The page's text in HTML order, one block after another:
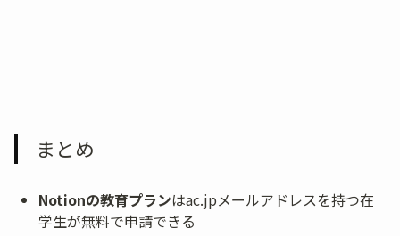
まとめ
Notionの教育プランはac.jpメールアドレスを持つ在
学生が無料で申請できる